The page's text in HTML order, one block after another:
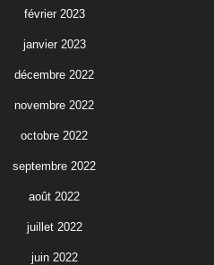
février 2023
janvier 2023
décembre 2022
novembre 2022
octobre 2022
septembre 2022
août 2022
juillet 2022
juin 2022